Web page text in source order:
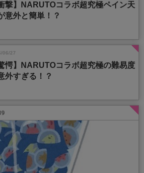
撃】NARUTOコラボ超究極ペイン天
意外と簡単！？
06/27
愕】NARUTOコラボ超究極の難易度
外すぎる！？